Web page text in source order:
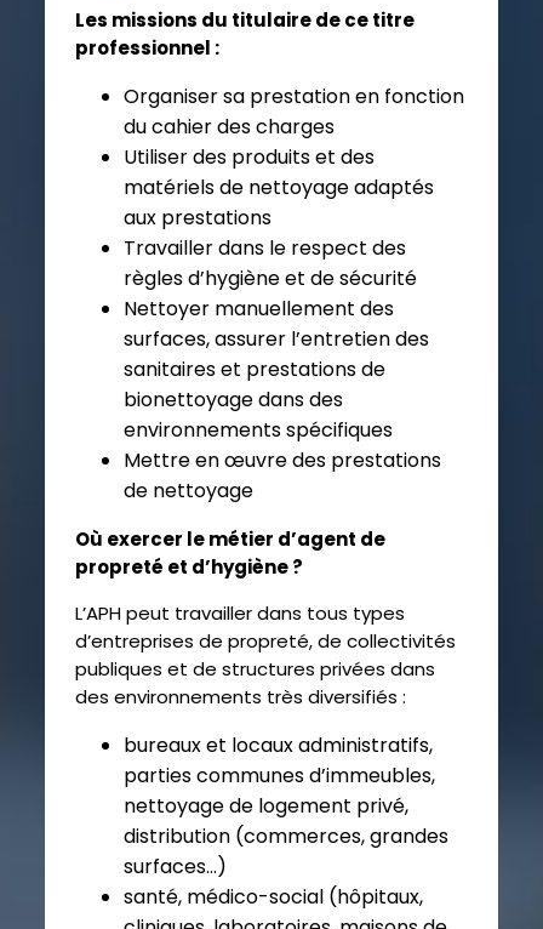
Les missions du titulaire de ce titre
professionnel :
Organiser sa prestation en fonction
du cahier des charges
Utiliser des produits et des
matériels de nettoyage adaptés
aux prestations
Travailler dans le respect des
règles d’hygiène et de sécurité
Nettoyer manuellement des
surfaces, assurer l’entretien des
sanitaires et prestations de
bionettoyage dans des
environnements spécifiques
Mettre en œuvre des prestations
de nettoyage
Où exercer le métier d’agent de
propreté et d’hygiène ?
L’APH peut travailler dans tous types
d’entreprises de propreté, de collectivités
publiques et destructures privéesdans
des environnements très diversifiés :
bureaux et locaux administratifs,
parties communes d’immeubles,
nettoyage de logement privé,
distribution (commerces, grandes
surfaces…)
santé, médico-social (hôpitaux,